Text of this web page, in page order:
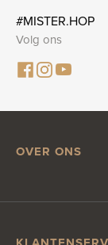
#MISTER.HOP
Volg ons
OVER ONS
Vacatures